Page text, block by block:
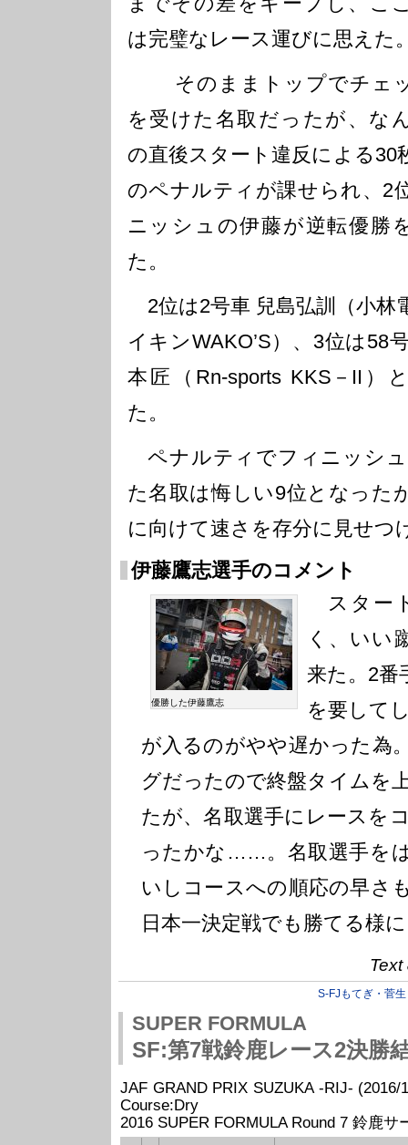
は完璧なレース運びに思えた
そのままトップでチェ
を受けた名取だったが、な
の直後スタート違反による30
のペナルティが課せられ、2
ニッシュの伊藤が逆転優勝
た。
2位は2号車 兒島弘訓（小林
イキンWAKO’S）、3位は58
本匠（Rn-sports KKS－II）
た。
ペナルティでフィニッシ
た名取は悔しい9位となった
に向けて速さを存分に見せつ
伊藤鷹志選手のコメント
優勝した伊藤鷹志
スター
く、いい
来た。2番
を要して
が入るのがやや遅かった為
グだったので終盤タイムを
たが、名取選手にレースを
ったかな……。名取選手を
いしコースへの順応の早さ
日本一決定戦でも勝てる様
S-FJもてぎ・菅生
SUPER FORMULA
SF:第7戦鈴鹿レース2決勝
JAF GRAND PRIX SUZUKA -RIJ-
Course:Dry
2016 SUPER FORMULA Round 7 鈴鹿サ